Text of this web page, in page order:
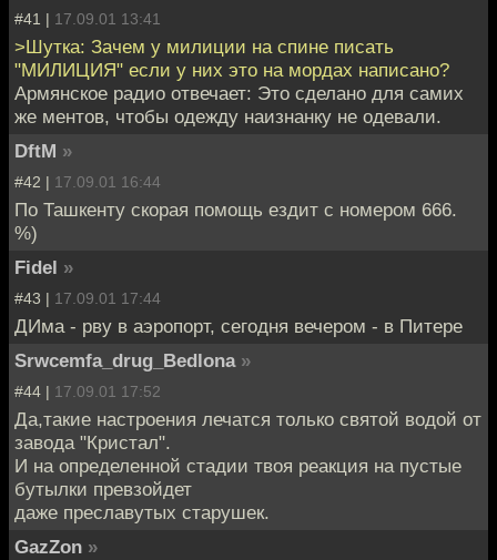
#41 | 17.09.01 13:41
>Шутка: Зачем у милиции на спине писать
"МИЛИЦИЯ" если у них это на мордах написано?
Армянское радио отвечает: Это сделано для самих
же ментов, чтобы одежду наизнанку не одевали.
DftM »
#42 | 17.09.01 16:44
По Ташкенту скорая помощь ездит с номером 666.
%)
Fidel »
#43 | 17.09.01 17:44
ДИма - рву в аэропорт, сегодня вечером - в Питере
Srwcemfa_drug_Bedlona »
#44 | 17.09.01 17:52
Да,такие настроения лечатся только святой водой от
завода "Кристал".
И на определенной стадии твоя реакция на пустые
бутылки превзойдет
даже преславутых старушек.
GazZon »